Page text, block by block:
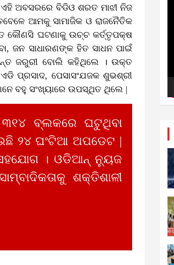
ଅବସରରେ ବିଡିଓ ଶରତ ମାଝୀ ନିଜ
ଆମକୁ ସାମାଜିକ ଓ ରାଜନୈତିକ
କୌଣସି ଘଟଣାକୁ ଉଚ୍ଚ କର୍ତ୍ତୃପକ୍ଷ
ଜନ ସାଧାରଣଙ୍କ ହିତ ସାଧନ ପାଇଁ
ଜରୁରୀ ବୋଲି କହିଥିଲେ । ଉକ୍ତ
ପ୍ରସାଦ, ପେସାସଂଯଜକ ଶୁଭଶ୍ରୀ
ବହୁ ସଂଖ୍ୟାରେ ଉପସ୍ଥିତ ଥିଲେ |
୩୧୪ ବ୍ଲକରେ ଘଟୁଥିବା
୨୪ ଘଂଟିଆ ଅପଡେଟ |
। ଓଡିଆନ୍ ନ୍ୟୁଜ
ଶକ୍ତିଶାଳୀ